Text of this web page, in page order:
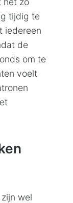
tijdig te
iedereen
de
om te
voelt
wel